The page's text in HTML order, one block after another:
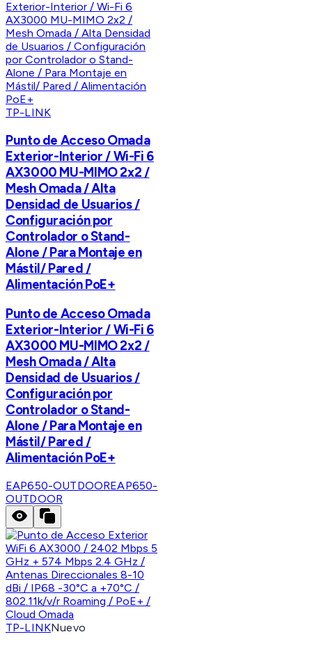
TP-LINK
Punto de Acceso Omada
Exterior-Interior / Wi-Fi 6
AX3000 MU-MIMO 2x2 /
Mesh Omada / Alta
Densidad de Usuarios /
Configuración por
Controlador o Stand-
Alone / Para Montaje en
Mástil/ Pared /
Alimentación PoE+
Punto de Acceso Omada
Exterior-Interior / Wi-Fi 6
AX3000 MU-MIMO 2x2 /
Mesh Omada / Alta
Densidad de Usuarios /
Configuración por
Controlador o Stand-
Alone / Para Montaje en
Mástil/ Pared /
Alimentación PoE+
EAP650-OUTDOOREAP650-
OUTDOOR
TP-LINKNuevo